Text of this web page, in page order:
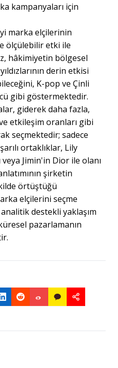
kampanyaları için
marka elçilerinin
ölçülebilir etki ile
hâkimiyetin bölgesel
derin etkisi
K-pop ve Çinli
gibi göstermektedir.
giderek daha fazla,
etkileşim oranları gibi
seçmektedir; sadece
ortaklıklar, Lily
Jimin'in Dior ile olanı
şirketin
örtüştüğü
elçilerini seçme
destekli yaklaşım
pazarlamanın